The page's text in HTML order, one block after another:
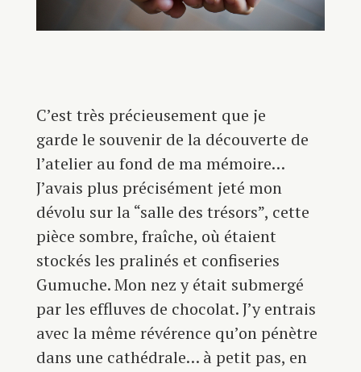
C’est très précieusement que je
garde le souvenir de la découverte de
l’atelier au fond de ma mémoire…
J’avais plus précisément jeté mon
dévolu sur la “salle des trésors”, cette
pièce sombre, fraîche, où étaient
stockés les pralinés et confiseries
Gumuche. Mon nez y était submergé
par les effluves de chocolat. J’y entrais
avec la même révérence qu’on pénètre
dans une cathédrale… à petit pas, en